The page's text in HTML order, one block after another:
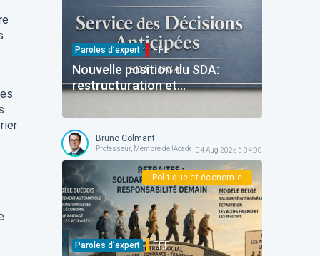
Paroles d’expert F.F.F.
Nouvelle position du SDA:
restructuration et
Bruno Colmant
Professeur, Membre de l'Académie Royale04 Aug 2026 à 04:00
Politique et économie
Paroles d’expert F.F.F.